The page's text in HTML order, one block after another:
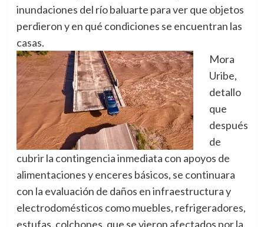
inundaciones del río baluarte para ver que objetos
perdieron y en qué condiciones se encuentran las
casas.
Mora
Uribe,
detallo
que
después
de
cubrir la contingencia inmediata con apoyos de
alimentaciones y enceres básicos, se continuara
con la evaluación de daños en infraestructura y
electrodomésticos como muebles, refrigeradores,
estufas, colchones, que se vieron afectados por la